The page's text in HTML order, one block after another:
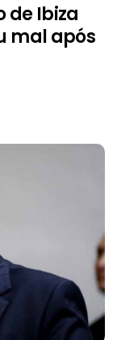
de Ibiza
mal após